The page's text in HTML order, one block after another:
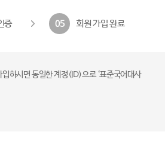
증 05 회원 가입 완료
하시면 동일한 계정(ID)으로 ‘표준국어대사